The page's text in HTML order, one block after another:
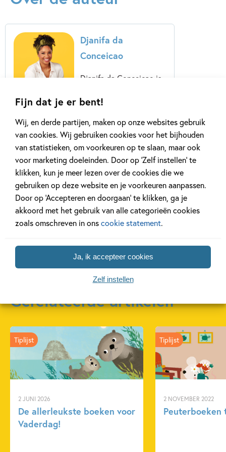
Fijn dat je er bent!
Wij, en derde partijen, maken op onze websites gebruik
van cookies. Wij gebruiken cookies voor het bijhouden
van statistieken, om voorkeuren op te slaan, maar ook
voor marketing doeleinden. Door op ‘Zelf instellen’ te
klikken, kun je meer lezen over de cookies die we
gebruiken op deze website en je voorkeuren aanpassen.
Door op ‘Accepteren en doorgaan’ te klikken, ga je
akkoord met het gebruik van alle categorieën cookies
zoals omschreven in onscookie statement.
Ja, ik accepteer cookies
Zelf instellen
Djanifa da
Conceicao
Djanifa da Conceicao is
een eigen praktijk in
het YouTube-kanaal
VerlosMoeder gestart
om ouders van alle
achtergronden te
motiveren, inspireren en
meer...
Lees meer
Gerelateerde artikelen
2 JUNI 2026
De allerleukste boeken voor
Vaderdag!
Tiplijst
2 NOVEMBER 2022
Peuterboeken
Tiplijst